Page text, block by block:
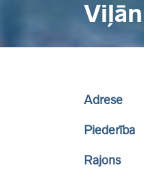
Adrese
Piederība
Rajons